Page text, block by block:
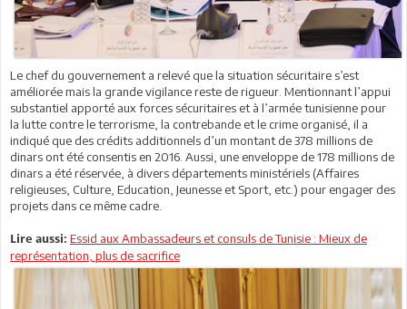
Le chef du gouvernement a relevé que la situation sécuritaire s’est
améliorée mais la grande vigilance reste de rigueur. Mentionnant l’appui
substantiel apporté aux forces sécuritaires et à l’armée tunisienne pour
la lutte contre le terrorisme, la contrebande et le crime organisé, il a
indiqué que des crédits additionnels d’un montant de 378 millions de
dinars ont été consentis en 2016. Aussi, une enveloppe de 178 millions de
dinars a été réservée, à divers départements ministériels (Affaires
religieuses, Culture, Education, Jeunesse et Sport, etc.) pour engager des
projets dans ce même cadre.
Lire aussi: Essid aux Ambassadeurs et consuls de Tunisie : Mieux de
représentation, plus de sacrifice